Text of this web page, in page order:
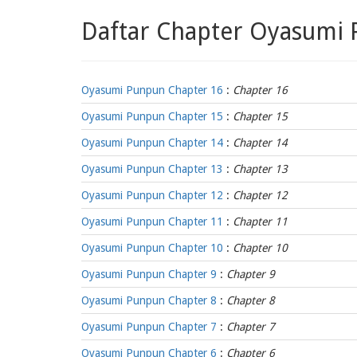
Daftar Chapter Oyasumi
Oyasumi Punpun Chapter 16 : Chapter 16
Oyasumi Punpun Chapter 15 : Chapter 15
Oyasumi Punpun Chapter 14 : Chapter 14
Oyasumi Punpun Chapter 13 : Chapter 13
Oyasumi Punpun Chapter 12 : Chapter 12
Oyasumi Punpun Chapter 11 : Chapter 11
Oyasumi Punpun Chapter 10 : Chapter 10
Oyasumi Punpun Chapter 9 : Chapter 9
Oyasumi Punpun Chapter 8 : Chapter 8
Oyasumi Punpun Chapter 7 : Chapter 7
Oyasumi Punpun Chapter 6 : Chapter 6